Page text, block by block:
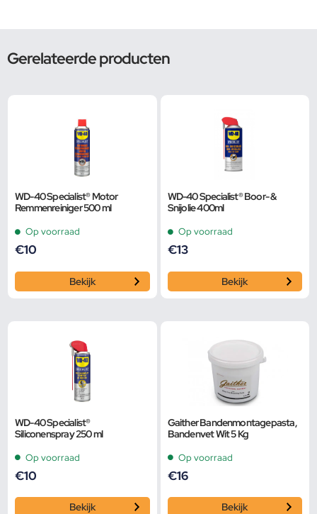
Gerelateerde producten
WD-40 Specialist® Motor
Remmenreiniger 500 ml
Op voorraad
€10
Bekijk
WD-40 Specialist® Boor- &
Snijolie 400ml
Op voorraad
€13
Bekijk
WD-40 Specialist®
Siliconenspray 250 ml
Op voorraad
€10
Bekijk
Gaither Bandenmontagepasta,
Bandenvet Wit 5 Kg
Op voorraad
€16
Bekijk